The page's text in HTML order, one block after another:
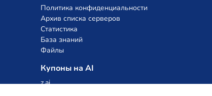
Политика конфиденциальности
Архив списка серверов
Статистика
База знаний
Файлы
Купоны на AI
z.ai